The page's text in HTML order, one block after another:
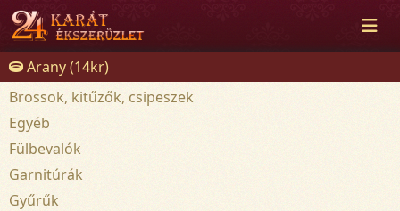
Arany (14kr)
Brossok, kitűzők, csipeszek
Egyéb
Fülbevalók
Garnitúrák
Gyűrűk